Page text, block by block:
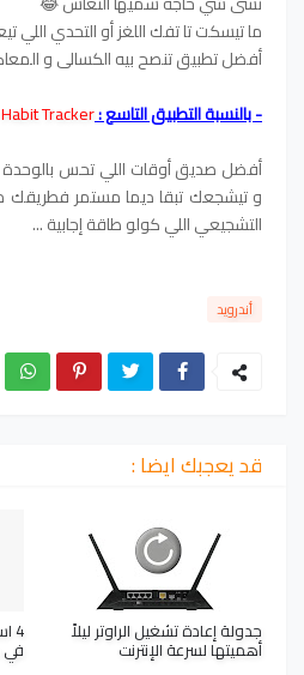
ما تيسكت تا تفك اللغز أو التحدي اللي
أفضل تطبيق تنصح بيه الكسالى و
- بالنسبة التطبيق التاسع :Habit Tracker
أفضل صديق أوقات اللي تحس بالوحدة
و تيشجعك تبقا ديما مستمر فطريقك
التشجيعي اللي كولو طاقة إجابية ...
أندرويد
قد يعجبك ايضا :
جدولة إعادة تشغيل الراوتر ليلاً
أهميتها لسرعة الإنترنت